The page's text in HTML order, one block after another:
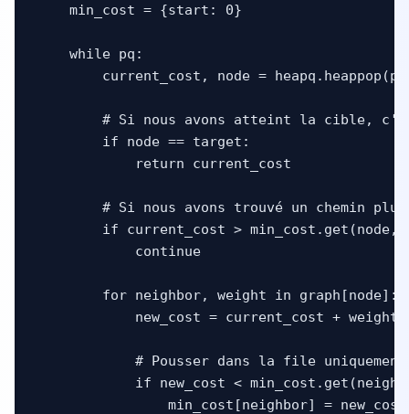
    min_cost = {start: 0}
    while pq:
current_cost, node =
# Si nous avons atteint la cible,
        if node == target:
            return current_cost
# Si nous avons trouvé un chemin
if current_cost > min_cost.get(node,
            continue
        for neighbor, weight in graph[node]:
            new_cost = current_cost + weight
# Pousser dans la file
if new_cost <
                min_cost[neighbor] = new_cost